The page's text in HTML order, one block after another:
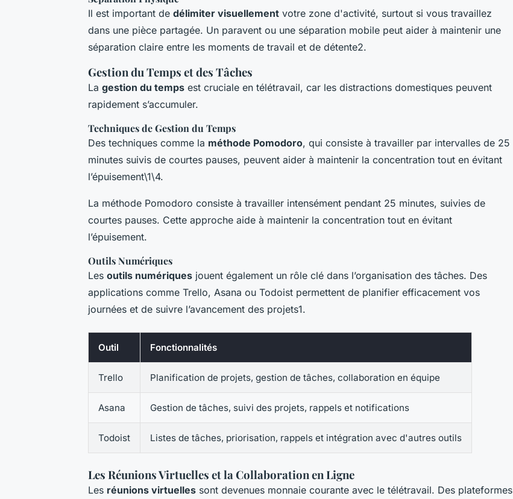
Il est important de délimiter visuellement votre zone d'activité, surtout si vous travaillez
dans une pièce partagée. Un paravent ou une séparation mobile peut aider à maintenir une
séparation claire entre les moments de travail et de détente2.
Gestion du Temps et des Tâches
La gestion du temps est cruciale en télétravail, car les distractions domestiques peuvent
rapidement s’accumuler.
Techniques de Gestion du Temps
Des techniques comme la méthode Pomodoro, qui consiste à travailler par intervalles de 25
minutes suivis de courtes pauses, peuvent aider à maintenir la concentration tout en évitant
l’épuisement\1\4.
La méthode Pomodoro consiste à travailler intensément pendant 25 minutes, suivies de
courtes pauses. Cette approche aide à maintenir la concentration tout en évitant
l’épuisement.
Outils Numériques
Les outils numériques jouent également un rôle clé dans l’organisation des tâches. Des
applications comme Trello, Asana ou Todoist permettent de planifier efficacement vos
journées et de suivre l’avancement des projets1.
Outil Fonctionnalités
Trello Planification de projets, gestion de tâches, collaboration en équipe
Asana Gestion de tâches, suivi des projets, rappels et notifications
Todoist Listes de tâches, priorisation, rappels et intégration avec d'autres outils
Les Réunions Virtuelles et la Collaboration en Ligne
Les réunions virtuelles sont devenues monnaie courante avec le télétravail. Des plateformes